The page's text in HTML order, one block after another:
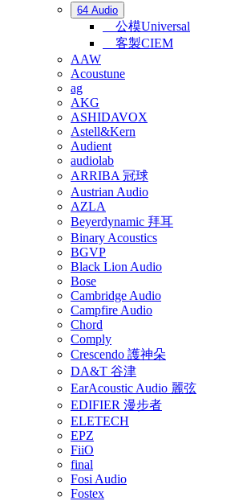
64 Audio
公模Universal
客製CIEM
AAW
Acoustune
ag
AKG
ASHIDAVOX
Astell&Kern
Audient
audiolab
ARRIBA 冠球
Austrian Audio
AZLA
Beyerdynamic 拜耳
Binary Acoustics
BGVP
Black Lion Audio
Bose
Cambridge Audio
Campfire Audio
Chord
Comply
Crescendo 護神朵
DA&T 谷津
EarAcoustic Audio 麗弦
EDIFIER 漫步者
ELETECH
EPZ
FiiO
final
Fosi Audio
Fostex